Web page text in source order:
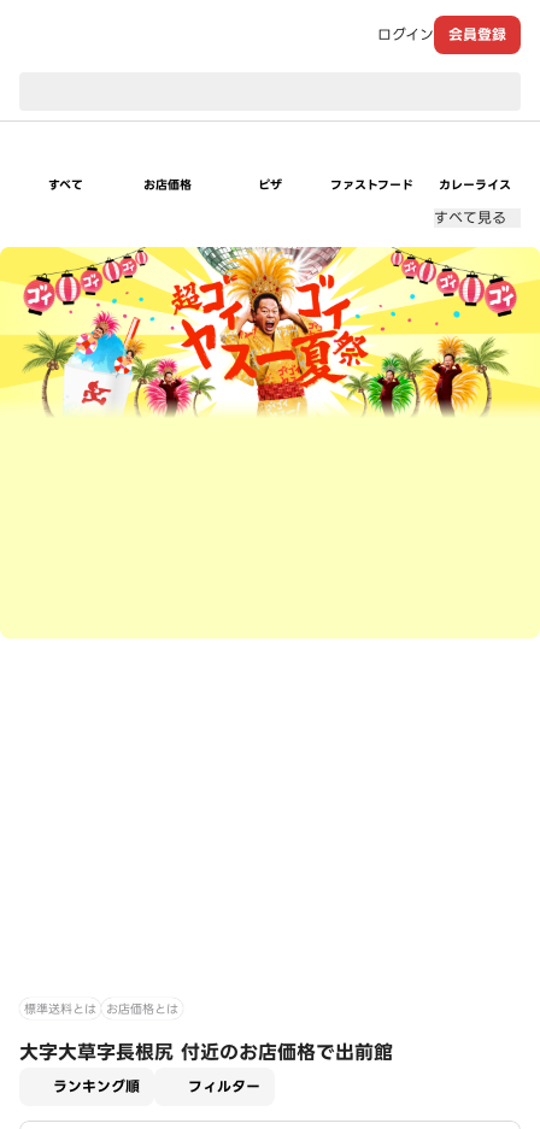
ログイン 会員登録
すべて お店価格 ピザ ファストフード カレーライス
すべて見る
超ゴイゴイヤスー夏祭
標準送料とは お店価格とは
大字大草字長根尻 付近のお店価格で出前館
ランキング順 フィルター